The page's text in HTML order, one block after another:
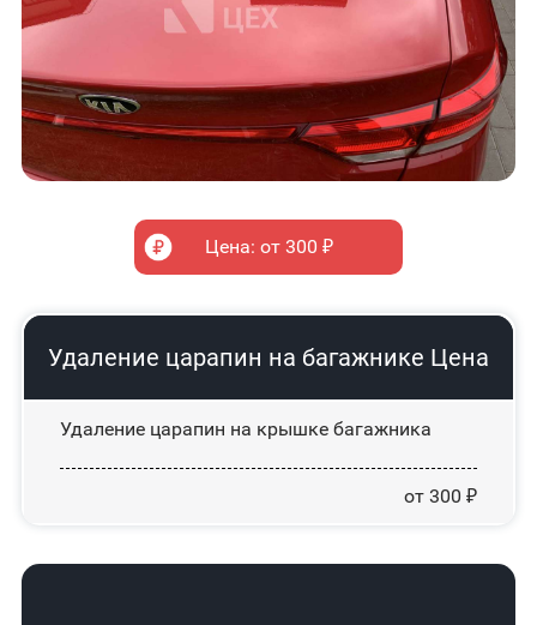
Цена: от 300 ₽
Удаление царапин на багажнике Цена
Удаление царапин на крышке багажника
от 300 ₽